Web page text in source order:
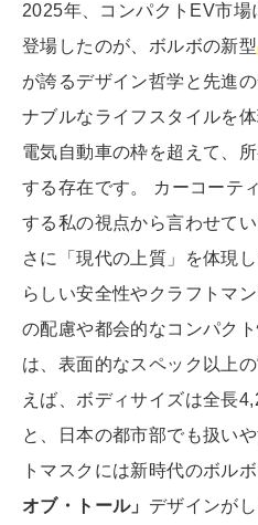
2025年、コンパクトEV市場
登場したのが、ボルボの新型
が誇るデザイン哲学と先進
ナブルなライフスタイルを
電気自動車の枠を超えて、
する存在です。 カーコーテ
する私の視点から言わせて
さに「現代の上質」を体現
らしい安全性やクラフトマ
の配慮や都会的なコンパク
は、表面的なスペック以上
えば、ボディサイズは全長
と、日本の都市部でも扱い
トマスクには新時代のボル
オブ・トール」 デザインが